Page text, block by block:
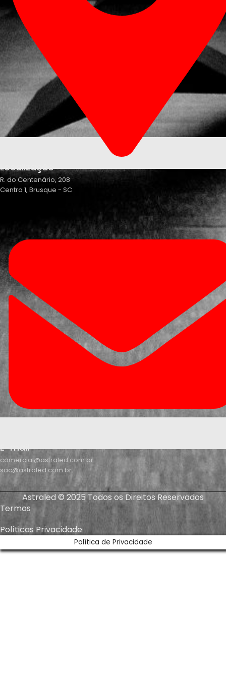
Localização
R. do Centenário, 208
Centro 1, Brusque - SC
E-mail
comercial@astraled.com.br
sac@astraled.com.br
Astraled © 2025 Todos os Direitos Reservados
Termos
Políticas Privacidade
Política de Privacidade